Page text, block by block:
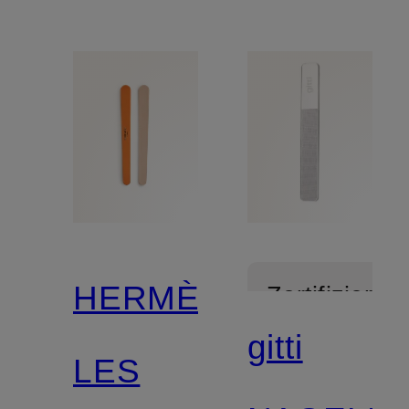
HERMÈS
LES
Zertifiziert
gitti